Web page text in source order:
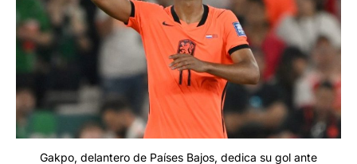
Gakpo, delantero de Países Bajos, dedica su gol ante